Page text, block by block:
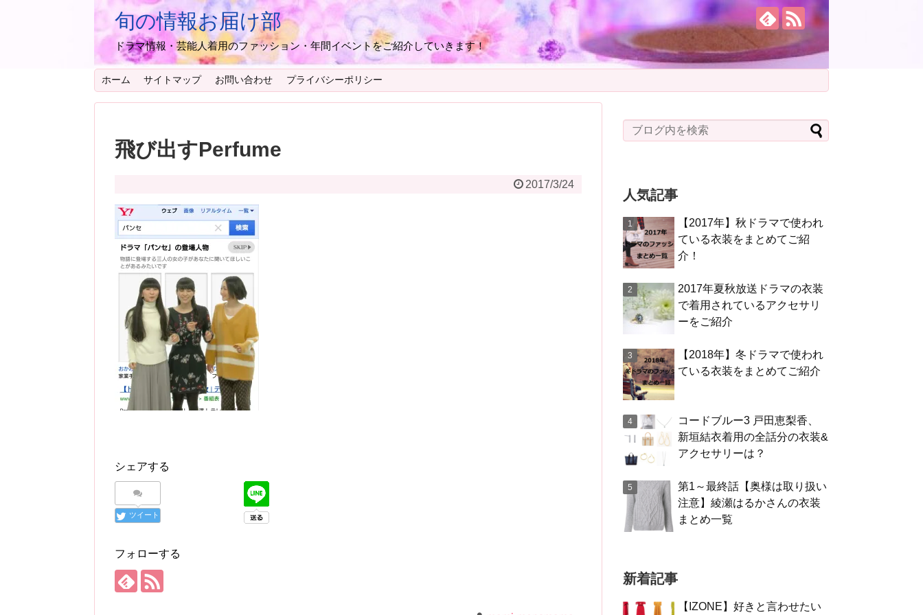
旬の情報お届け部
ドラマ情報・芸能人着用のファッション・年間イベントをご紹介していきます！
ホーム サイトマップ お問い合わせ プライバシーポリシー
飛び出すPerfume
2017/3/24
シェアする
ツイート
フォローする
人気記事
【2017年】秋ドラマで使われ
ている衣装をまとめてご紹
介！
2017年夏秋放送ドラマの衣装
で着用されているアクセサリ
ーをご紹介
【2018年】冬ドラマで使われ
ている衣装をまとめてご紹介
コードブルー3 戸田恵梨香、
新垣結衣着用の全話分の衣装&
アクセサリーは？
第1～最終話【奥様は取り扱い
注意】綾瀬はるかさんの衣装
まとめ一覧
新着記事
【IZONE】好きと言わせたい